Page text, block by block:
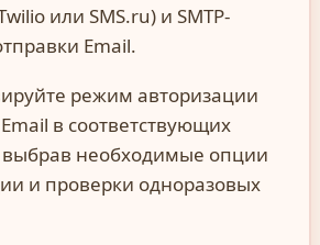
или SMS.ru) и SMTP-
Email.
режим авторизации
в соответствующих
выбрав необходимые опции
и проверки одноразовых